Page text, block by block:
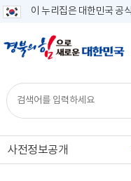
이 누리집은 대한민국 공
사전정보공개